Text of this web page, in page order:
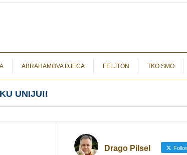
ABRAHAMOVA DJECA FELJTON TKO SMO
UNIJU!!
Drago Pilsel